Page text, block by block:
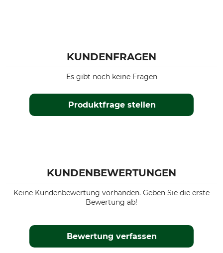
KUNDENFRAGEN
Produktfrage stellen
Es gibt noch keine Fragen
KUNDENBEWERTUNGEN
Keine Kundenbewertung vorhanden. Geben Sie die erste
Bewertung ab!
Bewertung verfassen